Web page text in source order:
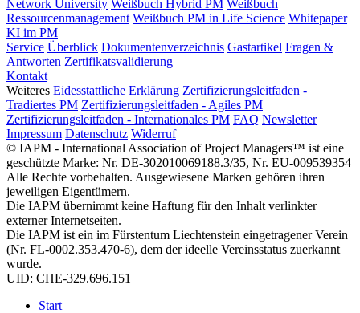
Network University Weißbuch Hybrid PM Weißbuch
Ressourcenmanagement Weißbuch PM in Life Science Whitepaper
KI im PM
Service Überblick Dokumentenverzeichnis Gastartikel Fragen &
Antworten Zertifikatsvalidierung
Kontakt
Weiteres Eidesstattliche Erklärung Zertifizierungsleitfaden -
Tradiertes PM Zertifizierungsleitfaden - Agiles PM
Zertifizierungsleitfaden - Internationales PM FAQ Newsletter
Impressum Datenschutz Widerruf
© IAPM - International Association of Project Managers™ ist eine
geschützte Marke: Nr. DE-302010069188.3/35, Nr. EU-009539354
Alle Rechte vorbehalten. Ausgewiesene Marken gehören ihren
jeweiligen Eigentümern.
Die IAPM übernimmt keine Haftung für den Inhalt verlinkter
externer Internetseiten.
Die IAPM ist ein im Fürstentum Liechtenstein eingetragener Verein
(Nr. FL-0002.353.470-6), dem der ideelle Vereinsstatus zuerkannt
wurde.
UID: CHE-329.696.151
Start